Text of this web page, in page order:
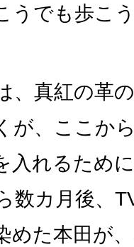
うでも歩こ
真紅の革
が、ここか
入れるため
数カ月後、
めた本田が